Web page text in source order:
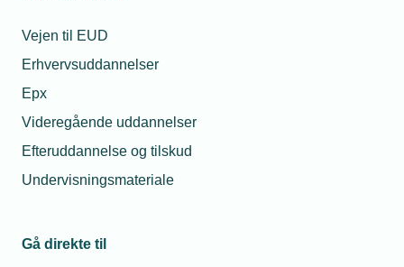
Vejen til EUD
Erhvervsuddannelser
Epx
Videregående uddannelser
Efteruddannelse og tilskud
Undervisningsmateriale
Gå direkte til